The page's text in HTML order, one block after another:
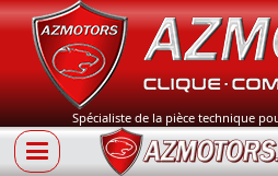
Spécialiste de la pièce technique